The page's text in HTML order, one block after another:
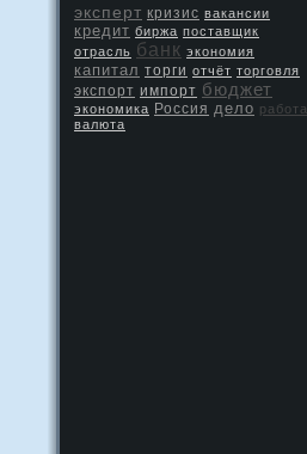
эксперт кризис вакансии
кредит биржа поставщик
отрасль банк экономия
капитал торги отчёт торговля
экспорт импорт бюджет
экономика Россия дело работа
валюта